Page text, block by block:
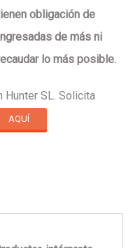
obligación de
de más ni
lo más posible.
Hunter SL. Solicita
AQUÍ